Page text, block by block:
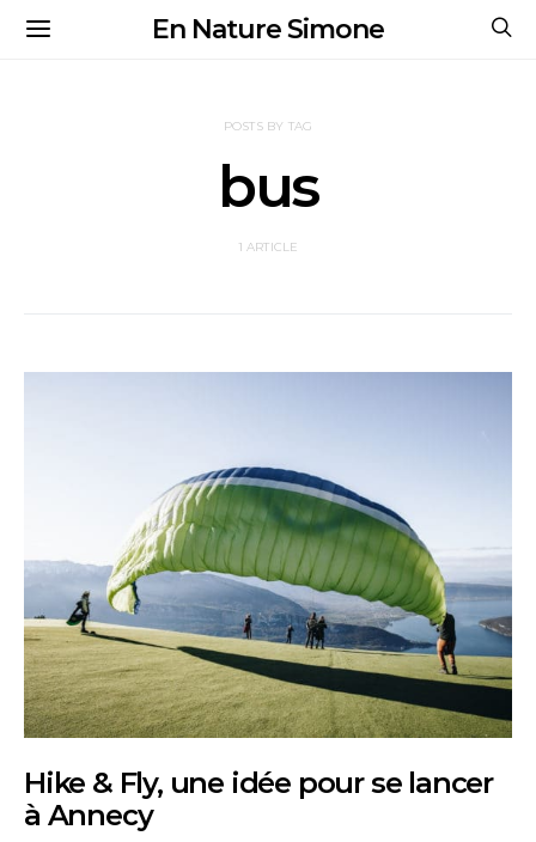
En Nature Simone
POSTS BY TAG
bus
1 ARTICLE
Hike & Fly, une idée pour se lancer
à Annecy